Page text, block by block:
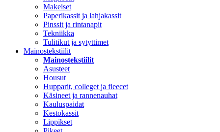
Makeiset
Paperikassit ja lahjakassit
Pinssit ja rintanapit
Tekniikka
Tulitikut ja sytyttimet
Mainostekstiilit
Mainostekstiilit
Asusteet
Housut
Hupparit, colleget ja fleecet
Käsineet ja rannenauhat
Kauluspaidat
Kestokassit
Lippikset